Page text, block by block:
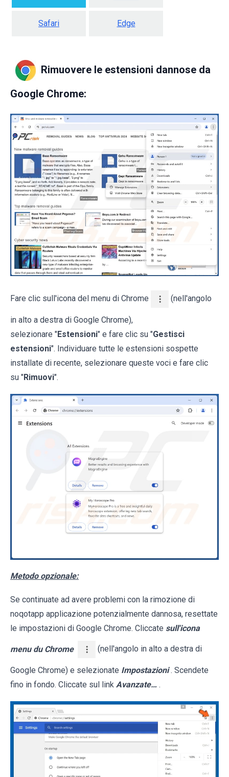
Safari Edge
Rimuovere le estensioni dannose da
Google Chrome:
Fare clic sull'icona del menu di Chrome (nell'angolo
in alto a destra di Google Chrome),
selezionare "Estensioni" e fare clic su "Gestisci
estensioni". Individuare tutte le estensioni sospette
installate di recente, selezionare queste voci e fare clic
su "Rimuovi".
Metodo opzionale:
Se continuate ad avere problemi con la rimozione di
noqotapp applicazione potenzialmente dannosa, resettate
le impostazioni di Google Chrome. Cliccate sull'icona
menu du Chrome (nell'angolo in alto a destra di
Google Chrome) e selezionate Impostazioni . Scendete
fino in fondo. Cliccate sul link Avanzate… .